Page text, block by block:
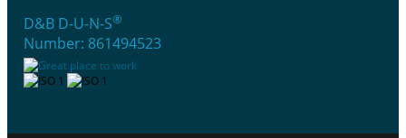
D&B D-U-N-S®
Number: 861494523